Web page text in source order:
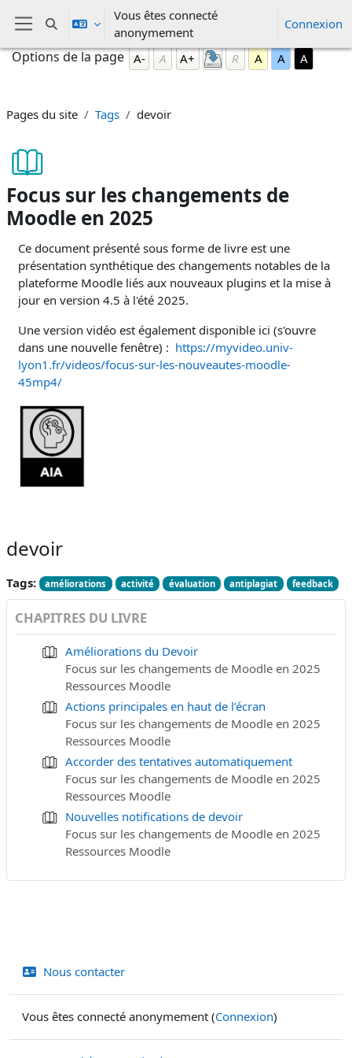
Passer au contenu principal
Panneau latéral
Activer/désactiver la saisie de recherche
Vous êtes connecté
anonymement
Connexion
Blocs
Passer Options de la page
Options de la page A- A A+ R A A A
Pages du site Tags devoir
Focus sur les changements de
Moodle en 2025
Conditions d’achèvement
Ce document présenté sous forme de livre est une
présentation synthétique des changements notables de la
plateforme Moodle liés aux nouveaux plugins et la mise à
jour en version 4.5 à l'été 2025.
Une version vidéo est également disponible ici (s'ouvre
dans une nouvelle fenêtre) : https://myvideo.univ-
lyon1.fr/videos/focus-sur-les-nouveautes-moodle-
45mp4/
devoir
Tags: améliorations activité évaluation antiplagiat feedback
CHAPITRES DU LIVRE
Améliorations du Devoir
Focus sur les changements de Moodle en 2025
Ressources Moodle
Actions principales en haut de l’écran
Focus sur les changements de Moodle en 2025
Ressources Moodle
Accorder des tentatives automatiquement
Focus sur les changements de Moodle en 2025
Ressources Moodle
Nouvelles notifications de devoir
Focus sur les changements de Moodle en 2025
Ressources Moodle
Nous contacter
Vous êtes connecté anonymement (Connexion)